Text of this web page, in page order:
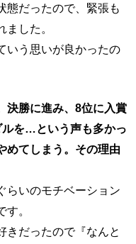
態だったので、緊張も
した。
いう思いが良かったの
決勝に進み、8位に入賞
ルを…という声も多かっ
めてしまう。その理由
いのモチベーション
。
きだったので『なんと